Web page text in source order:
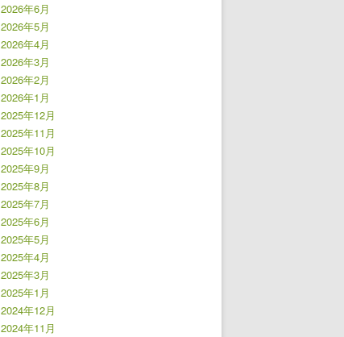
2026年6月
2026年5月
2026年4月
2026年3月
2026年2月
2026年1月
2025年12月
2025年11月
2025年10月
2025年9月
2025年8月
2025年7月
2025年6月
2025年5月
2025年4月
2025年3月
2025年1月
2024年12月
2024年11月